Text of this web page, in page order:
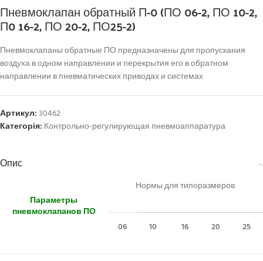
Пневмоклапан обратный П-0 (ПО 06-2, ПО 10-2,
П0 16-2, ПО 20-2, ПО25-2)
Пневмоклапаны обратные ПО предназначены для пропускания
воздуха в одном направлении и перекрытия его в обратном
направлении в пневматических приводах и системах
Артикул:30462
Категорія: Контрольно-регулирующая пневмоаппаратура
Опис
Параметры
пневмоклапанов ПО
Нормы для типоразмеров
06 10 16 20 25